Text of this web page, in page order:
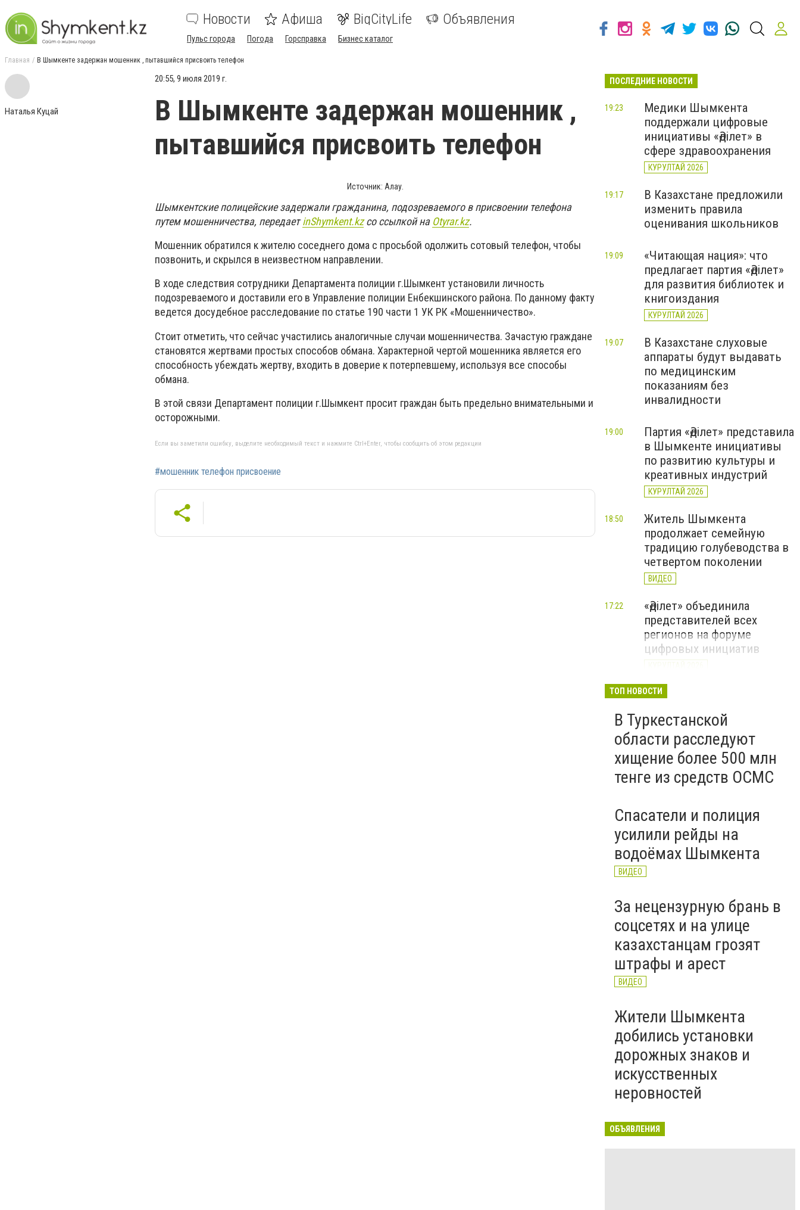
Новости Афиша BigCityLife Объявления
Пульс города Погода Горсправка Бизнес каталог
Главная В Шымкенте задержан мошенник , пытавшийся присвоить телефон
Наталья Куцай
20:55, 9 июля 2019 г.
В Шымкенте задержан мошенник ,
пытавшийся присвоить телефон
Источник: Алау.
Шымкентские полицейские задержали гражданина, подозреваемого в присвоении телефона
путем мошенничества, передаетinShymkent.kzсо ссылкой на Оtyrar.kz.
Мошенник обратился к жителю соседнего дома с просьбой одолжить сотовый телефон, чтобы
позвонить, и скрылся в неизвестном направлении.
В ходе следствия сотрудники Департамента полиции г.Шымкент установили личность
подозреваемого и доставили его в Управление полиции Енбекшинского района. По данному факту
ведется досудебное расследование по статье 190 части 1 УК РК «Мошенничество».
Стоит отметить, что сейчас участились аналогичные случаи мошенничества. Зачастую граждане
становятся жертвами простых способов обмана. Характерной чертой мошенника является его
способность убеждать жертву, входить в доверие к потерпевшему, используя все способы
обмана.
В этой связи Департамент полиции г.Шымкент просит граждан быть предельно внимательными и
осторожными.
Если вы заметили ошибку, выделите необходимый текст и нажмите Ctrl+Enter, чтобы сообщить об этом редакции
#мошенник телефон присвоение
ПОСЛЕДНИЕ НОВОСТИ
Медики Шымкента
поддержали цифровые
инициативы «Әділет» в
сфере здравоохранения
КУРУЛТАЙ 2026
19:23
В Казахстане предложили
изменить правила
оценивания школьников
19:17
«Читающая нация»: что
предлагает партия «Әділет»
для развития библиотек и
книгоиздания
КУРУЛТАЙ 2026
19:09
В Казахстане слуховые
аппараты будут выдавать
по медицинским
показаниям без
инвалидности
19:07
Партия «Әділет» представила
в Шымкенте инициативы
по развитию культуры и
креативных индустрий
КУРУЛТАЙ 2026
19:00
Житель Шымкента
продолжает семейную
традицию голубеводства в
четвертом поколении
ВИДЕО
18:50
«Әділет» объединила
представителей всех
регионов на форуме
цифровых инициатив
17:22
В Казахстане назвали
высокооплачиваемые
вакансии июля
12:15
ТОП НОВОСТИ
В Туркестанской
области расследуют
хищение более 500 млн
тенге из средств ОСМС
Спасатели и полиция
усилили рейды на
водоёмах Шымкента
ВИДЕО
За нецензурную брань в
соцсетях и на улице
казахстанцам грозят
штрафы и арест
ВИДЕО
Жители Шымкента
добились установки
дорожных знаков и
искусственных
неровностей
ОБЪЯВЛЕНИЯ